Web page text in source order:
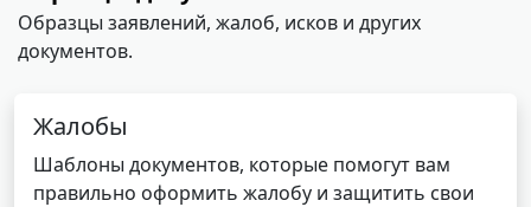
Образцы заявлений, жалоб, исков и других
документов.
Жалобы
Шаблоны документов, которые помогут вам
правильно оформить жалобу и защитить свои